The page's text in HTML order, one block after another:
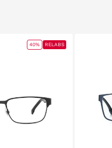
40% RELABS